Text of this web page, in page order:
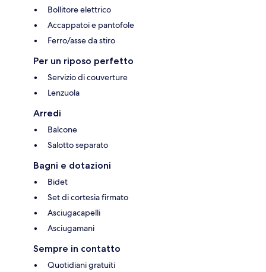
Bollitore elettrico
Accappatoi e pantofole
Ferro/asse da stiro
Per un riposo perfetto
Servizio di couverture
Lenzuola
Arredi
Balcone
Salotto separato
Bagni e dotazioni
Bidet
Set di cortesia firmato
Asciugacapelli
Asciugamani
Sempre in contatto
Quotidiani gratuiti